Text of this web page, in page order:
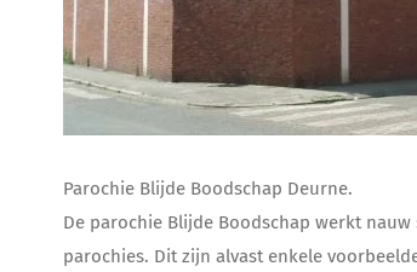
Parochie Blijde Boodschap Deurne.
De parochie Blijde Boodschap werkt
parochies. Dit zijn alvast enkele